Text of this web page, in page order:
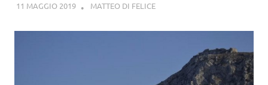
11 MAGGIO 2019 MATTEO DI FELICE